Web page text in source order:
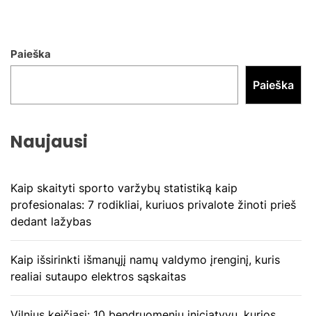
Paieška
Paieška
Naujausi
Kaip skaityti sporto varžybų statistiką kaip
profesionalas: 7 rodikliai, kuriuos privalote žinoti prieš
dedant lažybas
Kaip išsirinkti išmanųjį namų valdymo įrenginį, kuris
realiai sutaupo elektros sąskaitas